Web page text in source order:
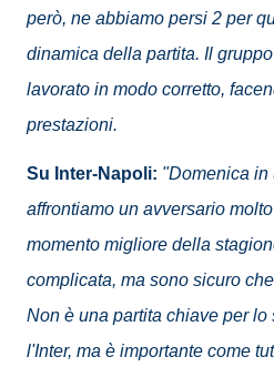
però, ne abbiamo persi 2 per
dinamica della partita. Il
lavorato in modo corretto,
prestazioni.
Su Inter-Napoli: "Domenica in
affrontiamo un avversario
momento migliore della
complicata, ma sono sicuro
Non è una partita chiave per
l'Inter, ma è importante come